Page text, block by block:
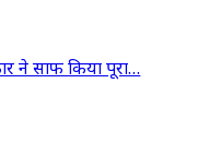
ने साफ किया पूरा…